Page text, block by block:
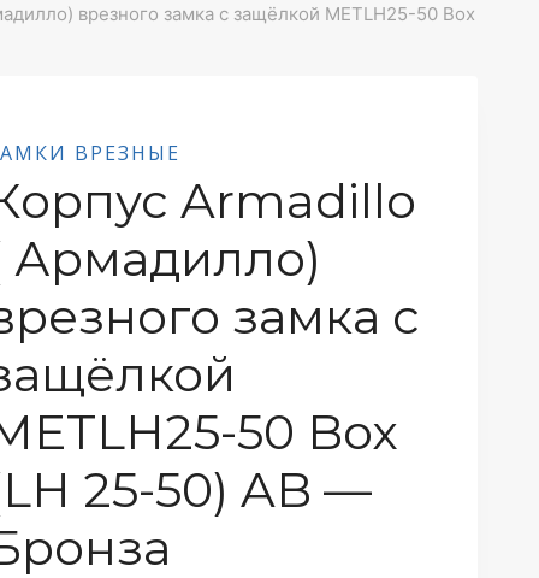
врезного замка c защёлкой METLH25-50 Box
ВРЕЗНЫЕ
Armadillo
Армадилло)
замка c
50 Box
25-50) AB —